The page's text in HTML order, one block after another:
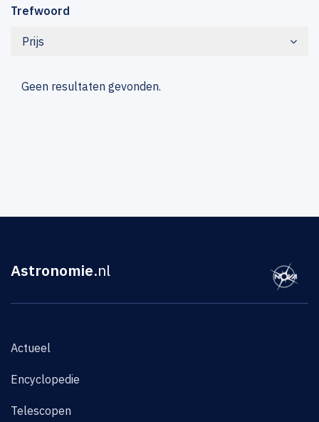
Trefwoord
Prijs
Geen resultaten gevonden.
Astronomie.nl
Actueel
Encyclopedie
Telescopen